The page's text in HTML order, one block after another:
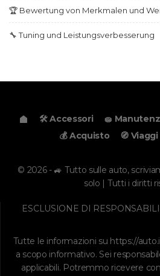
🏆 Bewertung von Merkmalen und
🔧 Tuning und Leistungsverbesserung
🛠️ Accessori 🧽
💰 Acquisto
🧭 Viaggi
© 2026 - 🚙 Tutto sulle auto,
solo | Tutti i diritti
ESCLUSIONE DI
Tutte le informazioni su https://
a scopo informativo. Sei
applicabili. Potremmo ricevere